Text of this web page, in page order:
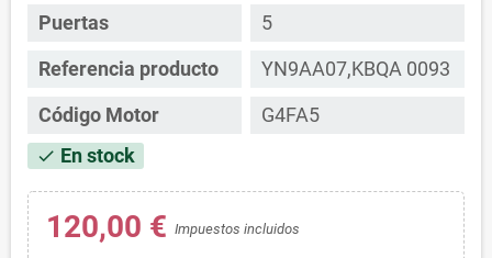
Puertas
5
Referencia producto
YN9AA07,KBQA 0093
Código Motor
G4FA5
check En stock
120,00 € Impuestos incluidos